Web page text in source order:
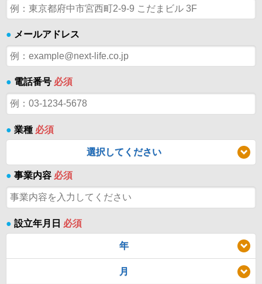
● メールアドレス
● 電話番号 必須
● 業種 必須
選択してください
● 事業内容 必須
● 設立年月日 必須
年
月